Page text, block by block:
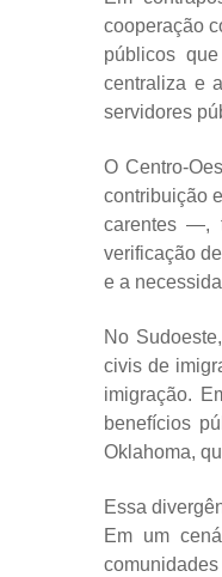
cooperação
públicos
centraliza e
servidores
O Centro-
contribuição
carentes —,
verificação
e a
No
civis de
imigração.
benefícios
Oklahoma,
Essa
Em um